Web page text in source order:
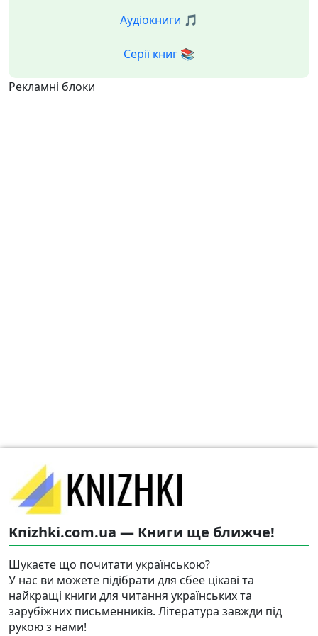
Аудіокниги 🎵
Серії книг 📚
Рекламні блоки
Knizhki.com.ua — Книги ще ближче!
Шукаєте що почитати українською?
У нас ви можете підібрати для сбее цікаві та
найкращі книги для читання українських та
зарубіжних письменників. Література завжди під
рукою з нами!